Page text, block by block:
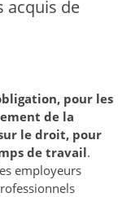
acquis de
pour les
de la
le droit, pour
de travail.
employeurs